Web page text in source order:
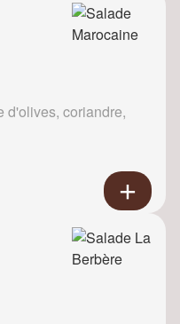
d'olives, coriandre,